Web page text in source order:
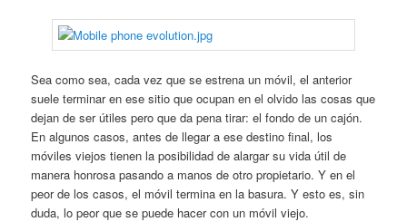
Sea como sea, cada vez que se estrena un móvil, el anterior
suele terminar en ese sitio que ocupan en el olvido las cosas que
dejan de ser útiles pero que da pena tirar: el fondo de un cajón.
En algunos casos, antes de llegar a ese destino final, los
móviles viejos tienen la posibilidad de alargar su vida útil de
manera honrosa pasando a manos de otro propietario. Y en el
peor de los casos, el móvil termina en la basura. Y esto es, sin
duda, lo peor que se puede hacer con un móvil viejo.